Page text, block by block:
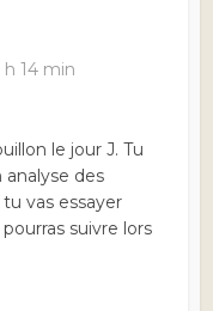
h 14 min
le jour J. Tu
des
vas essayer
suivre lors